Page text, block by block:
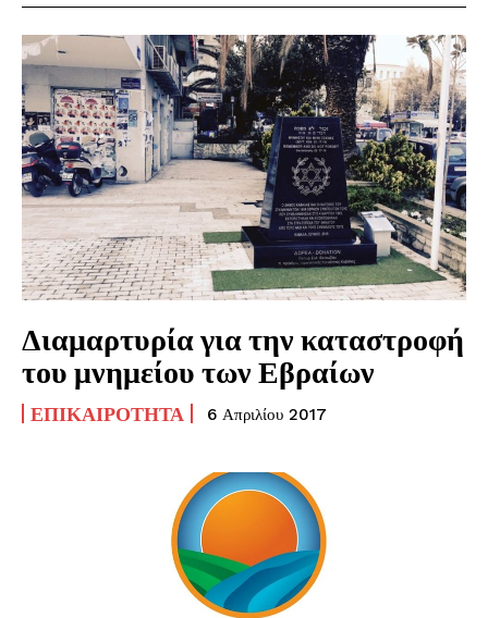
Διαμαρτυρία για την καταστροφή
του μνημείου των Εβραίων
ΕΠΙΚΑΙΡΌΤΗΤΑ 6 Απριλίου 2017